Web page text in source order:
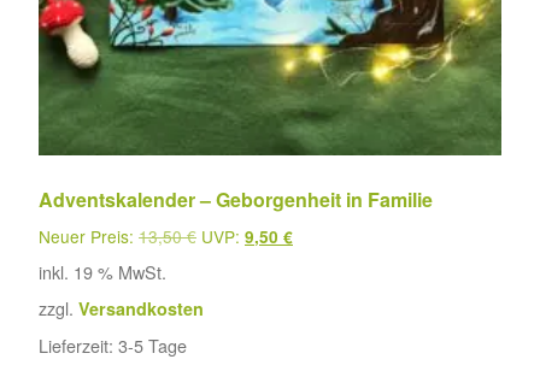
Adventskalender – Geborgenheit in Familie
Neuer Preis: 13,50€ UVP: 9,50 €
inkl. 19 % MwSt.
zzgl. Versandkosten
Lieferzeit: 3-5 Tage